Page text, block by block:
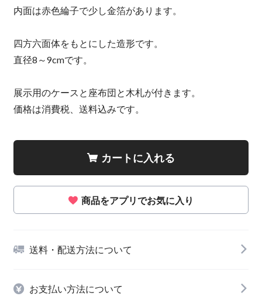
内面は赤色綸子で少し金箔があります。
四方六面体をもとにした造形です。
直径8～9cmです。
展示用のケースと座布団と木札が付きます。
価格は消費税、送料込みです。
カートに入れる
商品をアプリでお気に入り
送料・配送方法について
お支払い方法について